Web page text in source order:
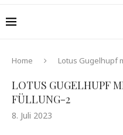
Home Lotus Gugelhupf
LOTUS GUGELHUPF
FÜLLUNG-2
8. Juli 2023